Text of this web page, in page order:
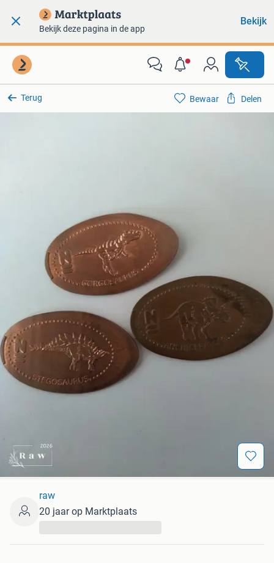
Bekijk deze pagina in de app
Bekijk
Terug Bewaar Delen
raw
20 jaar op Marktplaats